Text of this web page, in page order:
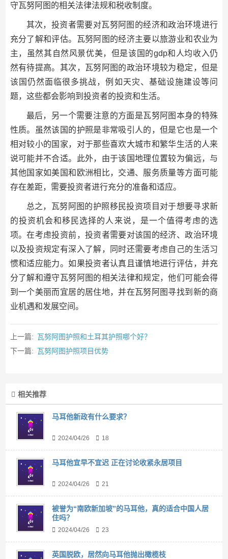
守瓦努阿图的相关法律法规和税收制度。
其次，投资者需要对瓦努阿图的经济和政治环境进行
充分了解和评估。瓦努阿图的经济主要以旅游业和农业为
主，虽然其自然风景优美，但是该国的gdp和人均收入仍
然有待提高。其次，瓦努阿图的政治环境较为稳定，但是
该国仍然面临很多挑战，例如天灾、基础设施建设等问
题，这些都会影响到投资者的投资和生活。
最后，另一个需要注意的方面是瓦努阿图本身的特殊
性质。虽然该国的护照是非常吸引人的，但是它也是一个
相对较小的国家，对于那些喜欢大城市和繁华生活的人来
说可能并不合适。此外，由于该国地理位置较为偏远，与
其他国家如美国和欧洲相比，交通、服务质量等方面可能
存在差距，需要投资者进行充分的准备和适应。
总之，瓦努阿图的护照移民投资项目对于想要寻求新
的投资机会和移民选择的人来说，是一个值得考虑的选
项。在考虑投资前，投资者需要对该国的经济、政治环境
以及投资规定有深入了解，同时还需要考虑自己的生活习
惯和适应能力。如果投资者认真且谨慎地进行评估，并充
分了解和遵守瓦努阿图的相关法律和规定，他们可能会得
到一个美丽而宜居的居住地，并在瓦努阿图寻找到新的商
业机遇和发展空间。
上一篇: 瓦努阿图护照和土耳其护照哪个好？
下一篇: 瓦努阿图护照项目优势
相关推荐
马耳他新政有什么要求？
2024/04/26 18
马耳他宜早不宜迟 正在讨论收紧永居项目
2024/04/26 21
被誉为“南欧新加坡”的马耳他，真的适合中国人居
住吗？
2024/04/26 23
英国脱欧，居然向马耳他抛出橄榄枝